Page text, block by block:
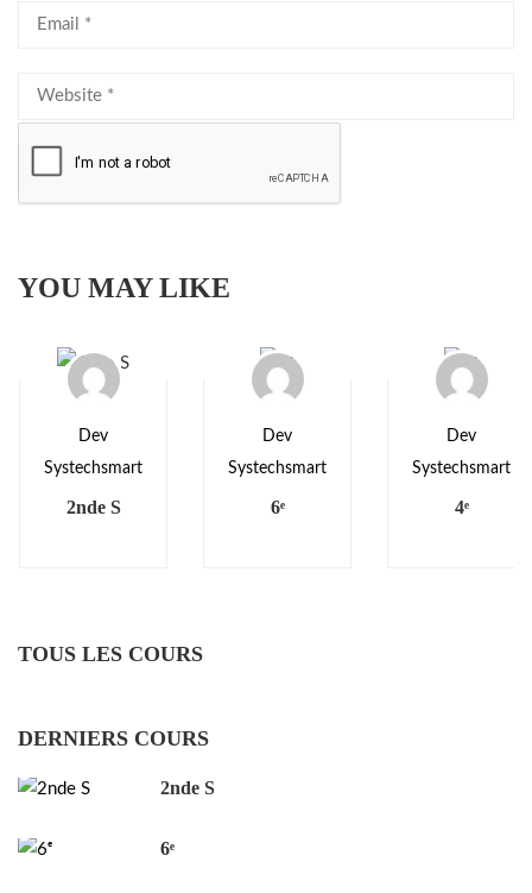
YOU MAY LIKE
Dev
Systechsmart
2nde S
Dev
Systechsmart
6ᵉ
Dev
Systechsmart
4ᵉ
TOUS LES COURS
DERNIERS COURS
2nde S
6ᵉ